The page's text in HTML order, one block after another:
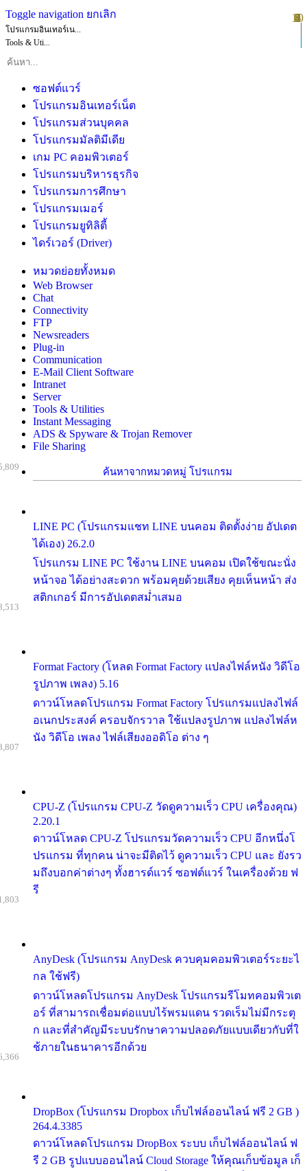
Toggle navigation ยกเลิก
โปรแกรมอินเทอร์เน...
Tools & Uti...
ซอฟต์แวร์
โปรแกรมอินเทอร์เน็ต
โปรแกรมส่วนบุคคล
โปรแกรมมัลติมีเดีย
เกม PC คอมพิวเตอร์
โปรแกรมบริหารธุรกิจ
โปรแกรมการศึกษา
โปรแกรมเมอร์
โปรแกรมยูทิลิตี้
ไดร์เวอร์ (Driver)
หมวดย่อยทั้งหมด
Web Browser
Chat
Connectivity
FTP
Newsreaders
Plug-in
Communication
E-Mail Client Software
Intranet
Server
Tools & Utilities
Instant Messaging
ADS & Spyware & Trojan Remover
File Sharing
ค้นหาจากหมวดหมู่ โปรแกรม
LINE PC (โปรแกรมแชท LINE บนคอม ติดตั้งง่าย อัปเดต
ได้เอง) 26.2.0
โปรแกรม LINE PC ใช้งาน LINE บนคอม เปิดใช้ขณะนั่ง
หน้าจอ ได้อย่างสะดวก พร้อมคุยด้วยเสียง คุยเห็นหน้า ส่ง
สติกเกอร์ มีการอัปเดตสม่ำเสมอ
Format Factory (โหลด Format Factory แปลงไฟล์หนัง วิดีโอ
รูปภาพ เพลง) 5.16
ดาวน์โหลดโปรแกรม Format Factory โปรแกรมแปลงไฟล์
อเนกประสงค์ ครอบจักรวาล ใช้แปลงรูปภาพ แปลงไฟล์ห
นัง วิดีโอ เพลง ไฟล์เสียงออดิโอ ต่าง ๆ
CPU-Z (โปรแกรม CPU-Z วัดดูความเร็ว CPU เครื่องคุณ)
2.20.1
ดาวน์โหลด CPU-Z โปรแกรมวัดความเร็ว CPU อีกหนึ่งโ
ปรแกรม ที่ทุกคน น่าจะมีติดไว้ ดูความเร็ว CPU และ ยังรว
มถึงบอกค่าต่างๆ ทั้งฮารด์แวร์ ซอฟต์แวร์ ในเครื่องด้วย ฟ
รี
AnyDesk (โปรแกรม AnyDesk ควบคุมคอมพิวเตอร์ระยะไ
กล ใช้ฟรี)
ดาวน์โหลดโปรแกรม AnyDesk โปรแกรมรีโมทคอมพิวเต
อร์ ที่สามารถเชื่อมต่อแบบไร้พรมแดน รวดเร็มไม่มีกระตุ
ก และที่สำคัญมีระบบรักษาความปลอดภัยแบบเดียวกับที่ใ
ช้ภายในธนาคารอีกด้วย
DropBox (โปรแกรม Dropbox เก็บไฟล์ออนไลน์ ฟรี 2 GB )
264.4.3385
ดาวน์โหลดโปรแกรม DropBox ระบบ เก็บไฟล์ออนไลน์ ฟ
รี 2 GB รูปแบบออนไลน์ Cloud Storage ให้คุณเก็บข้อมูล เก็
1
2
3
4
5
6
7
8
9
10